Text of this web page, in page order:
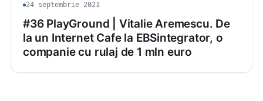
24 septembrie 2021
#36 PlayGround | Vitalie Aremescu. De
la un Internet Cafe la EBSintegrator, o
companie cu rulaj de 1 mln euro